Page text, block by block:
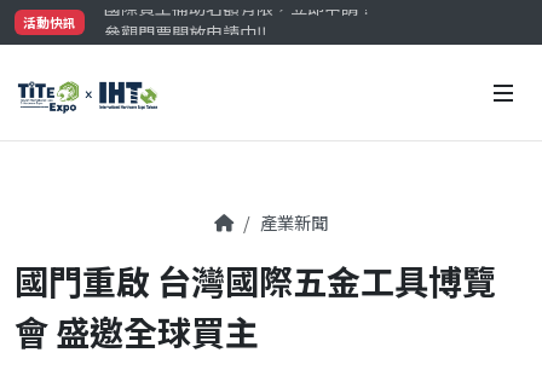
活動快訊
參觀門票開放申請中‼️
最大規模台灣五金展TiTE x IHT，2026/10/20-22與您在
產業新聞
國門重啟 台灣國際五金工具博覽
會 盛邀全球買主